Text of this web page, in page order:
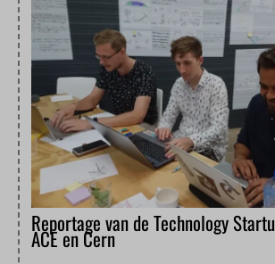
Reportage van de Technology
ACE en Cern